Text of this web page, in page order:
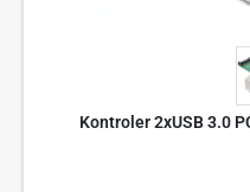
Kontroler 2xUSB 3.0